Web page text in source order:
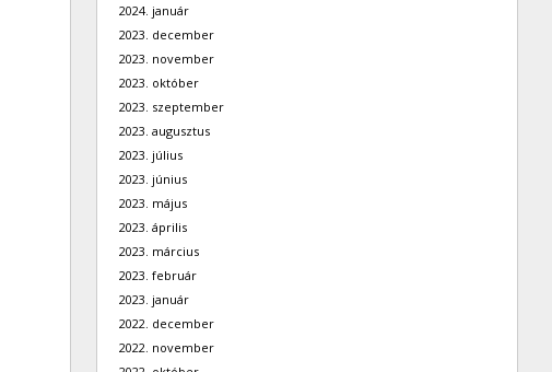
2024. január
2023. december
2023. november
2023. október
2023. szeptember
2023. augusztus
2023. július
2023. június
2023. május
2023. április
2023. március
2023. február
2023. január
2022. december
2022. november